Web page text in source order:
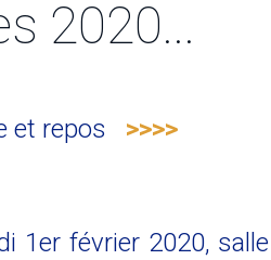
2020...
et repos >>>>
1er février 2020,